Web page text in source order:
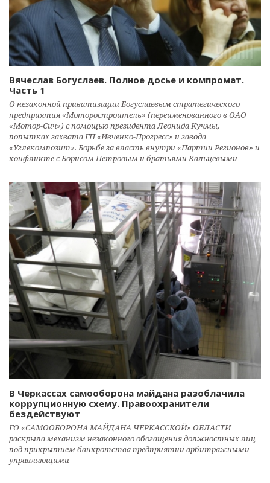
Вячеслав Богуслаев. Полное досье и компромат.
Часть 1
О незаконной приватизации Богуслаевым стратегического
предприятия «Моторостроитель» (переименованного в ОАО
«Мотор-Сич») с помощью президента Леонида Кучмы,
попытках захвата ГП «Ивченко-Прогресс» и завода
«Углекомпозит». Борьбе за власть внутри «Партии Регионов» и
конфликте с Борисом Петровым и братьями Кальцевыми
В Черкассах самооборона майдана разоблачила
коррупционную схему. Правоохранители
бездействуют
ГО «САМООБОРОНА МАЙДАНА ЧЕРКАССКОЙ» ОБЛАСТИ
раскрыла механизм незаконного обогащения должностных лиц
под прикрытием банкротства предприятий арбитражными
управляющими